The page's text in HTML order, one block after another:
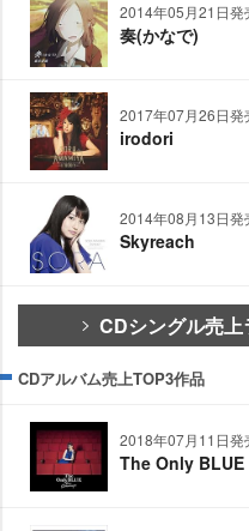
2014年05月21日発
奏(かなで)
2017年07月26日発
irodori
2014年08月13日発
Skyreach
CDシングル売
CDアルバム売上TOP3作品
2018年07月11日発
The Only BLUE